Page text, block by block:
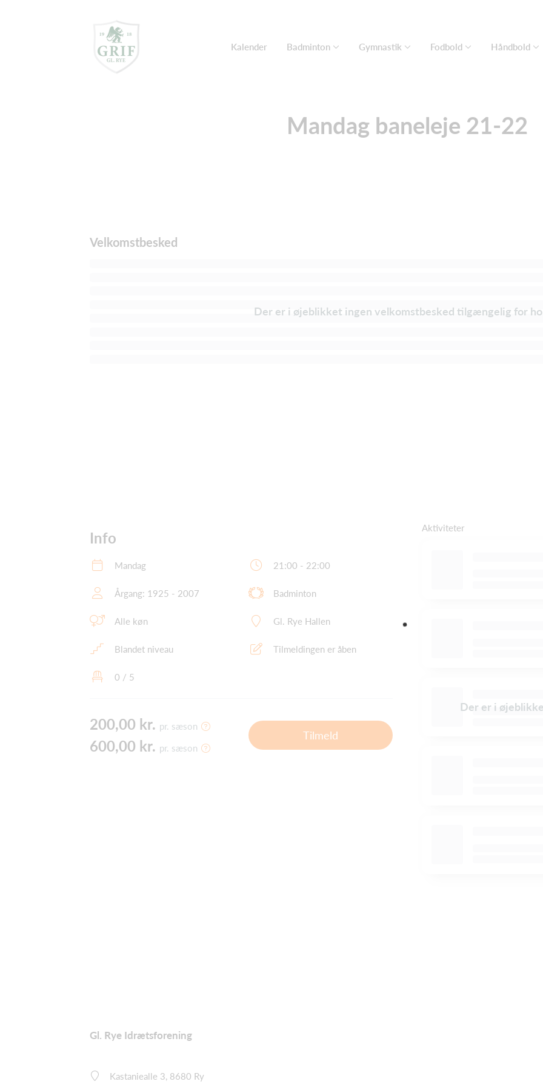
Kalender Badminton Gymnastik Fodbold Håndbold
Mandag baneleje 21-22
Velkomstbesked
Der er i øjeblikket ingen velkomstbesked tilgængelig for
Info
Mandag 21:00 - 22:00
Årgang: 1925 - 2007 Badminton
Alle køn Gl. Rye Hallen
Blandet niveau Tilmeldingen er åben
0 / 5
200,00 kr. pr. sæson
600,00 kr. pr. sæson
Tilmeld
Aktiviteter
Der er i
Gl. Rye Idrætsforening
Kastaniealle 3, 8680 Ry